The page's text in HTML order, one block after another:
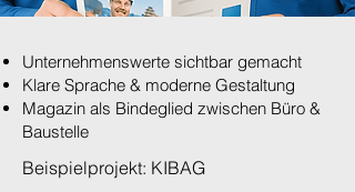
Unternehmenswerte sichtbar gemacht
Klare Sprache & moderne Gestaltung
Magazin als Bindeglied zwischen Büro &
Baustelle
Beispielprojekt: KIBAG